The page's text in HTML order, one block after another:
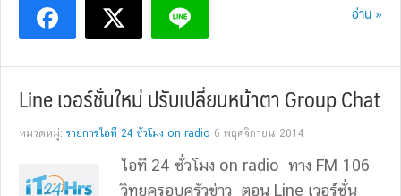
อ่าน »
Line เวอร์ชั่นใหม่ ปรับเปลี่ยนหน้าตา Group Chat
หมวดหมู่: รายการไอที 24 ชั่วโมง on radio 6 พฤศจิกายน 2014
ไอที 24 ชั่วโมง on radio ทาง FM 106
วิทยุครอบครัวข่าว ตอน Line เวอร์ชั่น